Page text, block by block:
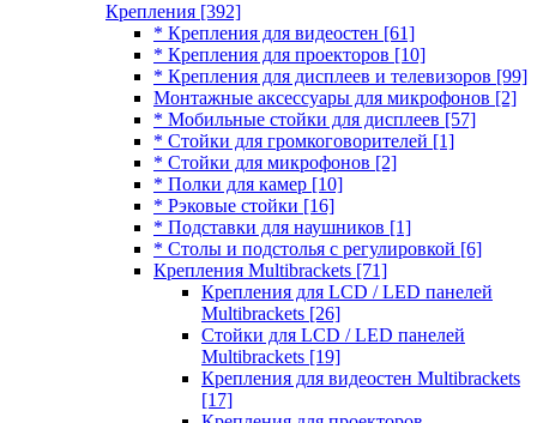
Крепления [392]
* Крепления для видеостен [61]
* Крепления для проекторов [10]
* Крепления для дисплеев и телевизоров [99]
Монтажные аксессуары для микрофонов [2]
* Мобильные стойки для дисплеев [57]
* Стойки для громкоговорителей [1]
* Стойки для микрофонов [2]
* Полки для камер [10]
* Рэковые стойки [16]
* Подставки для наушников [1]
* Столы и подстолья с регулировкой [6]
Крепления Multibrackets [71]
Крепления для LCD / LED панелей
Multibrackets [26]
Стойки для LCD / LED панелей
Multibrackets [19]
Крепления для видеостен Multibrackets
[17]